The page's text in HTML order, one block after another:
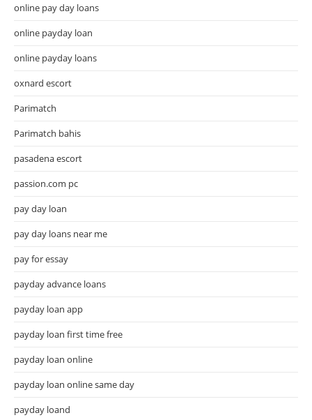
online pay day loans
online payday loan
online payday loans
oxnard escort
Parimatch
Parimatch bahis
pasadena escort
passion.com pc
pay day loan
pay day loans near me
pay for essay
payday advance loans
payday loan app
payday loan first time free
payday loan online
payday loan online same day
payday loand